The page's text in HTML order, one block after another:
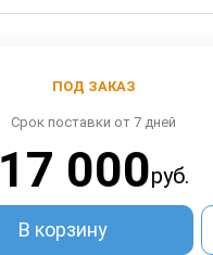
ПОД ЗАКАЗ
Срок поставки от 7 дней
17 000руб.
В корзину